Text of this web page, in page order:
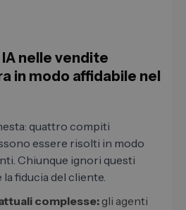
nelle vendite
in modo affidabile nel
quattro compiti
essere risolti in modo
Chiunque ignori questi
fiducia del cliente.
complesse: gli agenti